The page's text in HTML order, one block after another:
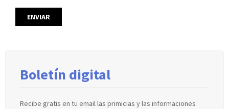
Boletín digital
Recibe gratis en tu email las primicias y las informaciones